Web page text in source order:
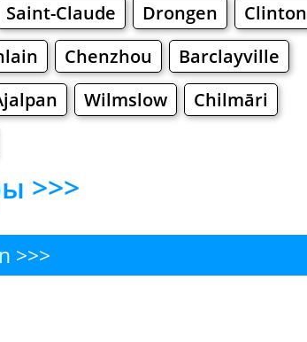
Saint-Claude Drongen
Clinton
Chenzhou
Barclayville
Wilmslow
Chilmāri
>>>
>>>